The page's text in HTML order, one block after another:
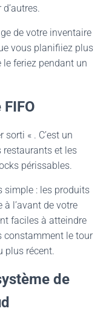
de votre inventaire
vous planifiiez plus
le feriez pendant un
« . C’est un
et les
périssables.
simple : les produits
l’avant de votre
faciles à atteindre
constamment le tour
plus récent.
de